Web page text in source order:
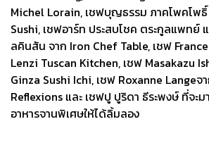
Michel Lorain, เชฟบุญธรรม ภาคโพคโพ
Sushi, เชฟอาร์ท ประสบโชค ตระกูลแพท
ลคินสัน จาก Iron Chef Table, เชฟ
Lenzi Tuscan Kitchen, เชฟ Masakazu
Ginza Sushi Ichi, เชฟ Roxanne Langeจ
Reflexions และ เชฟปู ปูริดา ธีระพงษ์ ที่จะ
อาหารจานพิเศษให้ได้ลิ้มลอง